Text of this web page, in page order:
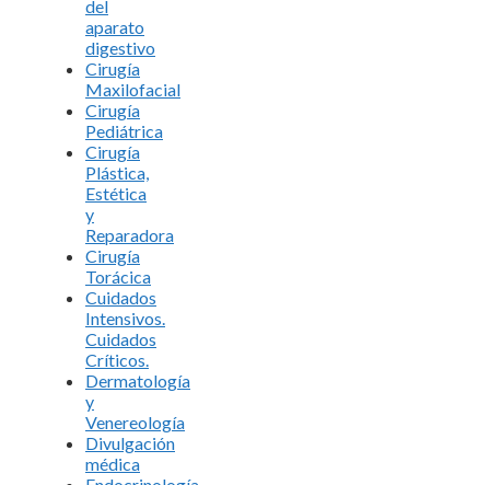
del
aparato
digestivo
Cirugía
Maxilofacial
Cirugía
Pediátrica
Cirugía
Plástica,
Estética
y
Reparadora
Cirugía
Torácica
Cuidados
Intensivos.
Cuidados
Críticos.
Dermatología
y
Venereología
Divulgación
médica